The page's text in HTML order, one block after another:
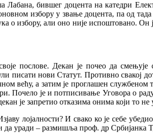
бившег доцента на катедри
избору у звање доцента, па од
о избору, али оно није испоштовано.
послове. Декан је почео да смењује
писати нови Статут. Противно свакој
већу, а затим је проглашен службеном
је и потписивање Уговора о
је запретио отказима онима који то не
лојалности? И свако ко је себе убедио
да уради – размишља проф. др Србијанка